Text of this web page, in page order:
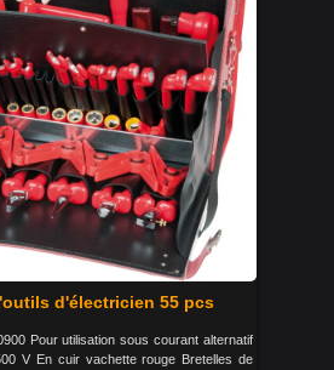
d'électricien 55 pcs
Pour utilisation sous courant alternatif
V En cuir vachette rouge Bretelles de